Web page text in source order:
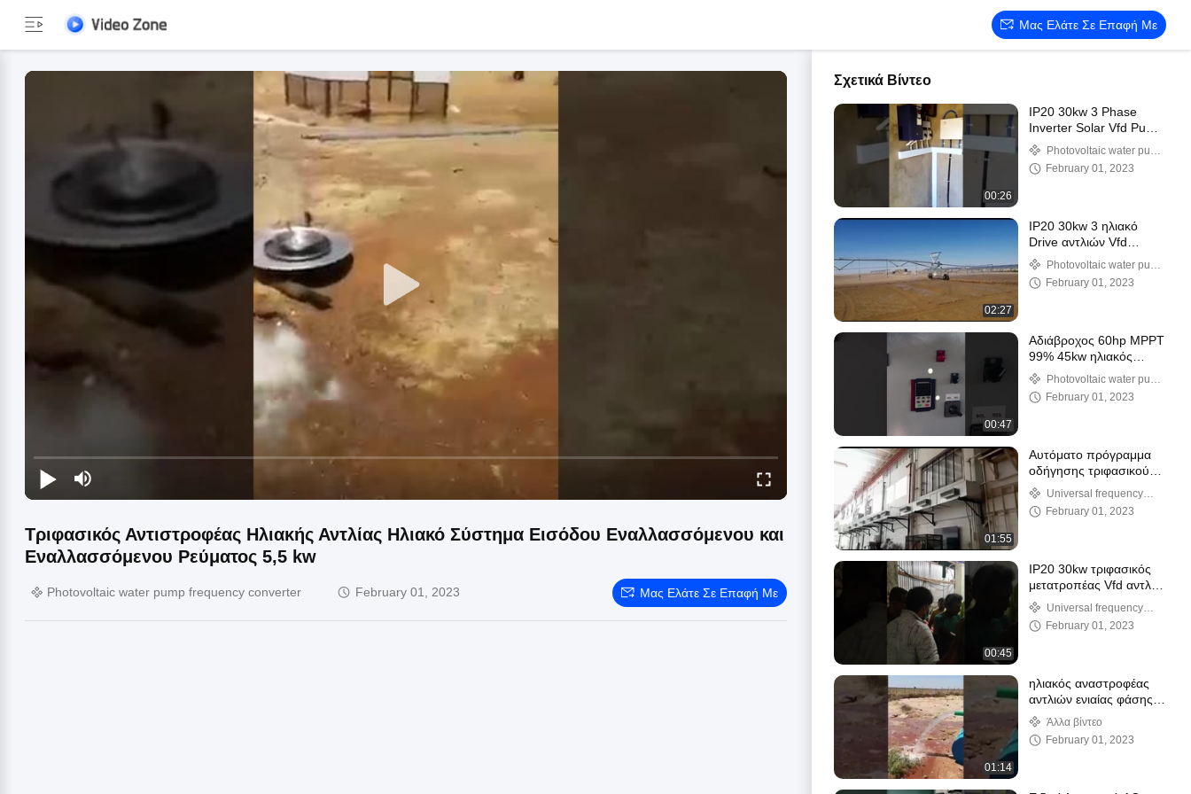
Μας Ελάτε Σε Επαφή Με
Τριφασικός Αντιστροφέας Ηλιακής Αντλίας Ηλιακό Σύστημα Εισόδου Εναλλασσόμενου και
Εναλλασσόμενου Ρεύματος 5,5 kw
Photovoltaic water pump frequency converter February 01, 2023 Μας Ελάτε Σε Επαφή Με
Σχετικά Βίντεο
00:26
IP20 30kw 3 Phase
Inverter Solar Vfd Pump
Drive 18 μηνών
Photovoltaic water pump
frequency converter
February 01, 2023
02:27
IP20 30kw 3 ηλιακό
Drive αντλιών Vfd
αναστροφέων φάσης
εξουσιοδότηση 18 μήνα
Photovoltaic water pump
frequency converter
February 01, 2023
00:47
Αδιάβροχος 60hp MPPT
99% 45kw ηλιακός
αναστροφέας αντλιών
αναστροφέων
υποβρύχιος
Photovoltaic water pump
frequency converter
February 01, 2023
01:55
Αυτόματο πρόγραμμα
οδήγησης τριφασικού
AC 380V 5,5KW με
οθόνη LCD
Universal frequency
converter
February 01, 2023
00:45
IP20 30kw τριφασικός
μετατροπέας Vfd αντλία
κίνησης 18 μήνες
εγγύηση
Universal frequency
converter
February 01, 2023
01:14
ηλιακός αναστροφέας
αντλιών ενιαίας φάσης
18.5kw 22kw 220V για
τη γεωργική άρδευση
Άλλα βίντεο
February 01, 2023